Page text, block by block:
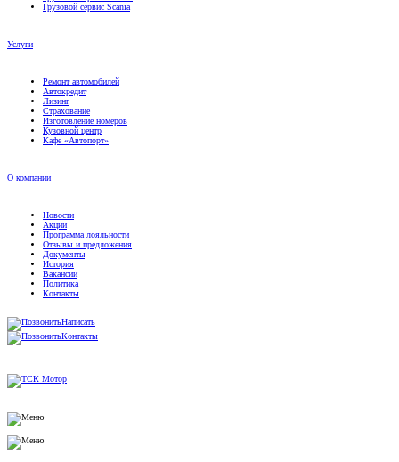
Автокредит
Лизинг
Страхование
Изготовление номеров
Кузовной центр
Кафе «Автопорт»
Акции
Программа лояльности
Отзывы и предложения
Документы
История
Вакансии
Политика
Контакты
Контакты